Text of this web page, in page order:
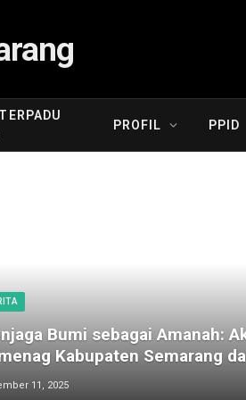
PROFIL PPID
Bumi sebagai Amanah:
Kabupaten Semarang
11, 2025